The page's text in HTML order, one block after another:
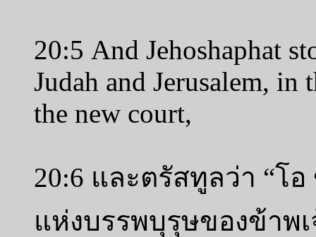
20:5 And Jehoshaphat
Judah and Jerusalem,
the new court,
20:6 และตรัสทูลว่า “โ
แห่งบรรพบุรุษของข้าพ